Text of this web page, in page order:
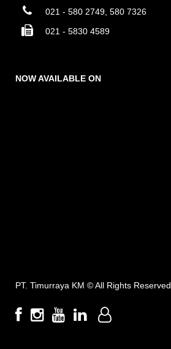
021 - 580 2749, 580 7326
021 - 5830 4589
NOW AVAILABLE ON
PT. Timurraya KM ©All Rights Reserved